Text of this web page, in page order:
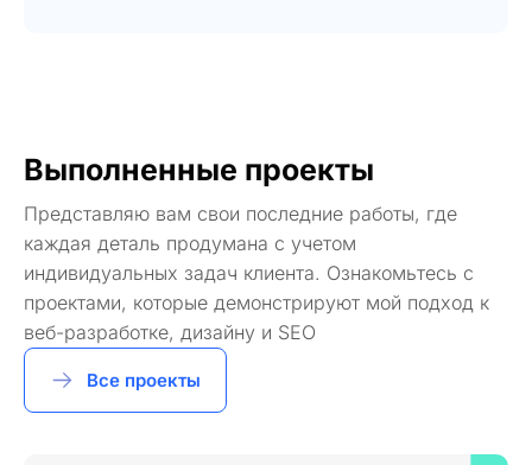
Выполненные проекты
Представляю вам свои последние работы, где
каждая деталь продумана с учетом
индивидуальных задач клиента. Ознакомьтесь с
проектами, которые демонстрируют мой подход к
веб-разработке, дизайну и SEO
Все проекты